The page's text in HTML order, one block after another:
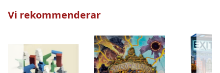
Vi rekommenderar